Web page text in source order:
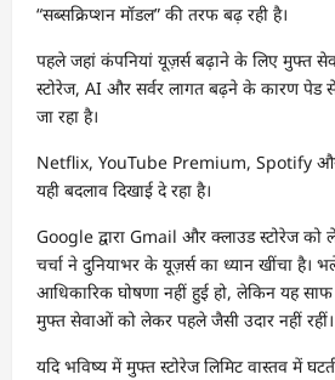
“सब्सक्रिप्शन मॉडल” की तरफ बढ़ रही है।
पहले जहां कंपनियां यूज़र्स बढ़ाने के लिए मुफ्त
स्टोरेज, AI और सर्वर लागत बढ़ने के कारण पेड
जा रहा है।
Netflix, YouTube Premium, Spotify
यही बदलाव दिखाई दे रहा है।
Google द्वारा Gmail और क्लाउड स्टोरेज को
चर्चा ने दुनियाभर के यूज़र्स का ध्यान खींचा है।
आधिकारिक घोषणा नहीं हुई हो, लेकिन यह
मुफ्त सेवाओं को लेकर पहले जैसी उदार नहीं रहीं।
यदि भविष्य में मुफ्त स्टोरेज लिमिट वास्तव में